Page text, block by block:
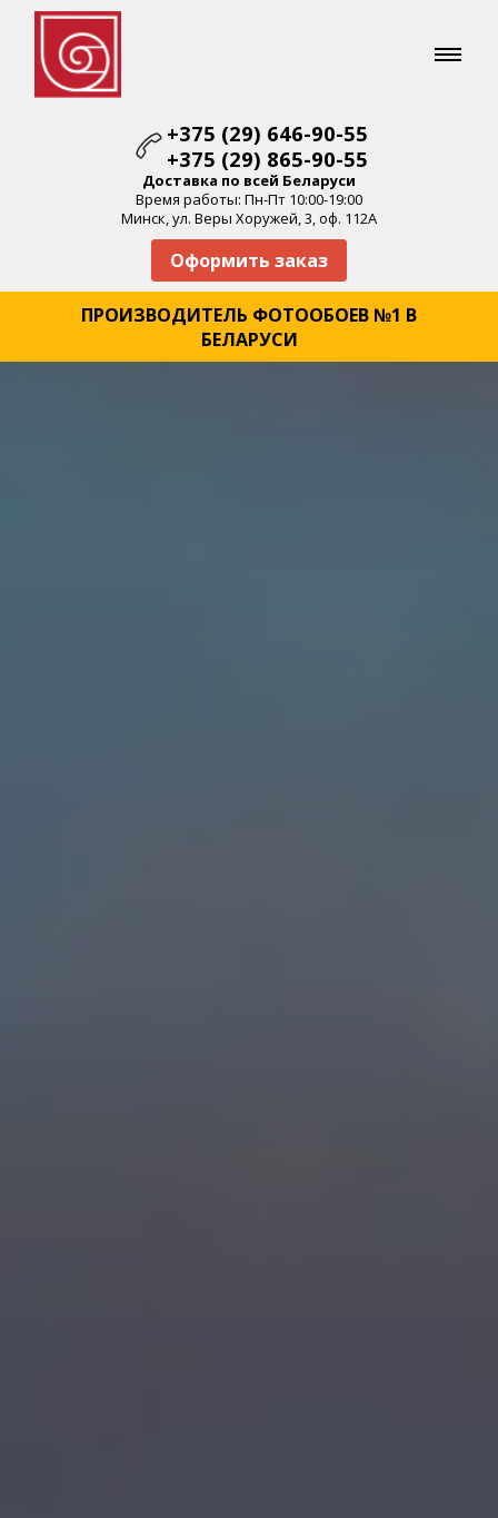
+375 (29) 646-90-55
+375 (29) 865-90-55
Доставка по всей Беларуси
Время работы: Пн-Пт 10:00-19:00
Минск, ул. Веры Хоружей, 3, оф. 112А
Оформить заказ
ПРОИЗВОДИТЕЛЬ ФОТООБОЕВ №1 В
БЕЛАРУСИ